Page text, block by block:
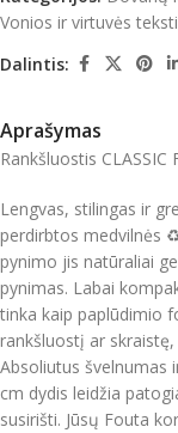
Vonios ir virtuvės
Dalintis:
Aprašymas
Rankšluostis CLASSIC
Lengvas, stilingas ir
perdirbtos medvilnės
pynimo jis natūraliai
pynimas. Labai
tinka kaip paplūdimio
rankšluostį ar
Absoliutus švelnumas
cm dydis leidžia
susirišti. Jūsų Fouta